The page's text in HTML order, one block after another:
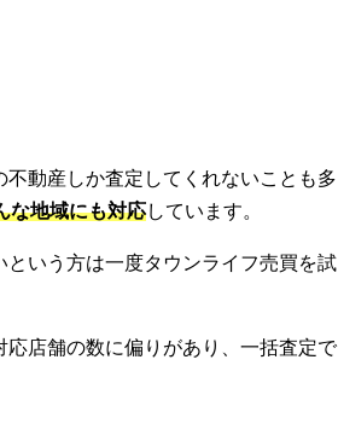
動産しか査定してくれないことも多
な地域にも対応しています。
いう方は一度タウンライフ売買を試
店舗の数に偏りがあり、一括査定で